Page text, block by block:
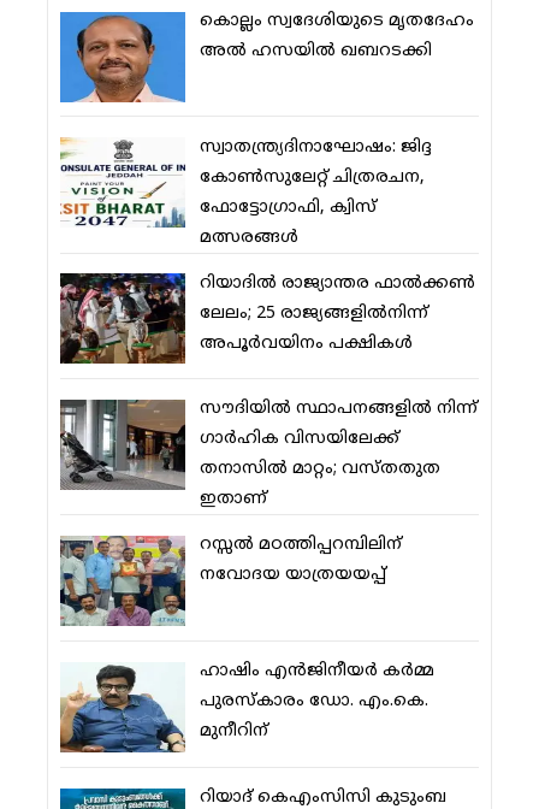
കൊല്ലം സ്വദേശിയുടെ മൃതദേഹം
അല്‍ ഹസയില്‍ ഖബറടക്കി
സ്വാതന്ത്ര്യദിനാഘോഷം: ജിദ്ദ
കോണ്‍സുലേറ്റ് ചിത്രരചന,
ഫോട്ടോഗ്രാഫി, ക്വിസ്
മത്സരങ്ങള്‍
റിയാദില്‍ രാജ്യാന്തര ഫാല്‍ക്കണ്‍
ലേലം; 25 രാജ്യങ്ങളില്‍നിന്ന്
അപൂര്‍വയിനം പക്ഷികള്‍
സൗദിയില്‍ സ്ഥാപനങ്ങളില്‍ നിന്ന്
ഗാര്‍ഹിക വിസയിലേക്ക്
തനാസില്‍ മാറ്റം; വസ്തതുത
ഇതാണ്
റസ്സല്‍ മഠത്തിപ്പറമ്പിലിന്
നവോദയ യാത്രയയപ്പ്
ഹാഷിം എന്‍ജിനീയര്‍ കര്‍മ്മ
പുരസ്‌കാരം ഡോ. എം.കെ.
മുനീറിന്
റിയാദ് കെഎംസിസി കുടുംബ